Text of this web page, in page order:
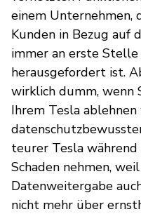
einem Unternehmen,
Kunden in Bezug auf
immer an erste
herausgefordert ist.
wirklich dumm, wenn
Ihrem Tesla
teurer Tesla
Schaden nehmen,
Datenweitergabe
nicht mehr über